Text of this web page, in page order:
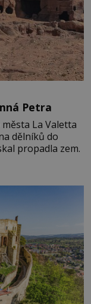
Petra
La Valetta
dělníků do
propadla zem.